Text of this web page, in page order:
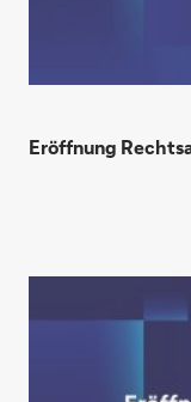
Eröffnung